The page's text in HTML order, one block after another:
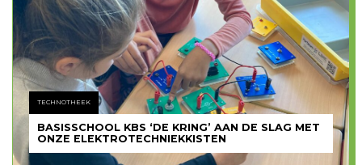
TECHNOTHEEK
BASISSCHOOL KBS ‘DE KRING’ AAN DE SLAG MET
ONZE ELEKTROTECHNIEKKISTEN